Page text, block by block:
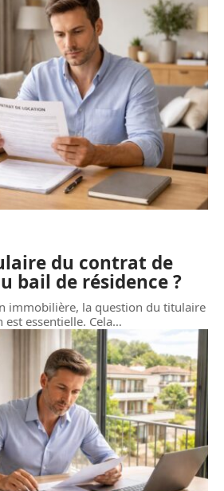
du contrat de
bail de résidence ?
immobilière, la question du titulaire
essentielle. Cela…